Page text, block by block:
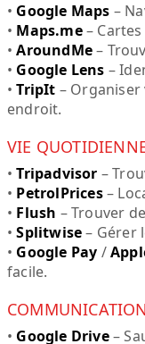
• Google Maps –
• Maps.me–
•AroundMe–
• Google Lens –
•TripIt –
endroit.
VIE
•Tripadvisor –
• PetrolPrices–
• Flush – Trouver
•Splitwise– Gérer
• Google Pay /
facile.
• Google Drive–